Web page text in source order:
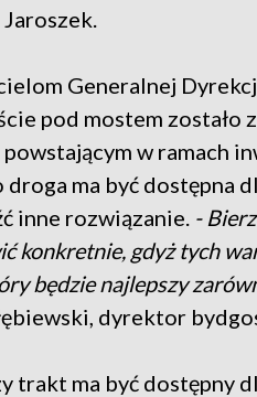
Generalnej
pod mostem zostało
w ramach
ma być dostępna
inne rozwiązanie. -
konkretnie, gdyż tych
będzie najlepszy
dyrektor
trakt ma być dostępny